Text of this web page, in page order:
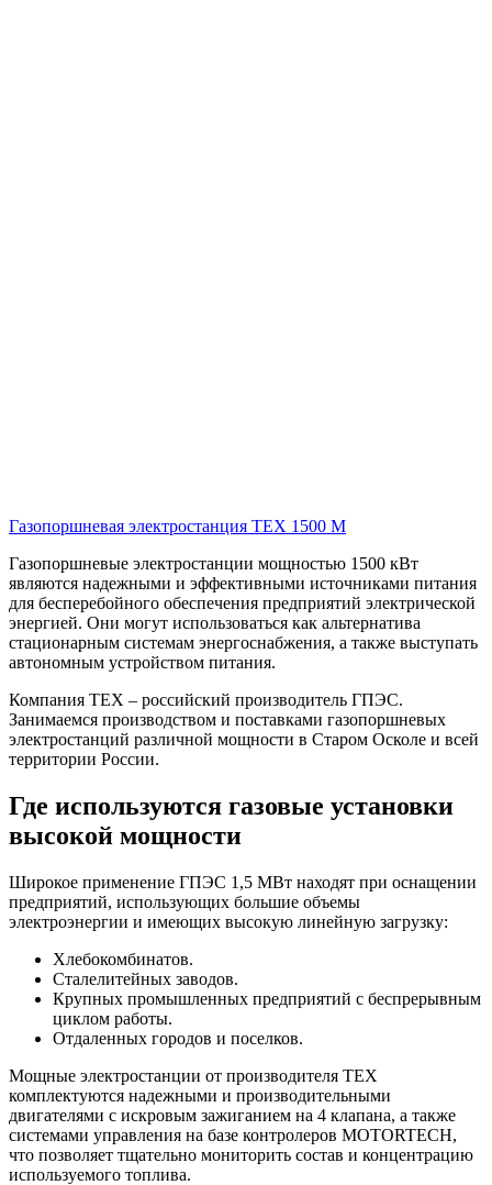
Газопоршневая электростанция ТЕХ 1500 M
Газопоршневые электростанции мощностью 1500 кВт
являются надежными и эффективными источниками питания
для бесперебойного обеспечения предприятий электрической
энергией. Они могут использоваться как альтернатива
стационарным системам энергоснабжения, а также выступать
автономным устройством питания.
Компания ТЕХ – российский производитель ГПЭС.
Занимаемся производством и поставками газопоршневых
электростанций различной мощности в Старом Осколе и всей
территории России.
Где используются газовые установки
высокой мощности
Широкое применение ГПЭС 1,5 МВт находят при оснащении
предприятий, использующих большие объемы
электроэнергии и имеющих высокую линейную загрузку:
Хлебокомбинатов.
Сталелитейных заводов.
Крупных промышленных предприятий с беспрерывным
циклом работы.
Отдаленных городов и поселков.
Мощные электростанции от производителя ТЕХ
комплектуются надежными и производительными
двигателями с искровым зажиганием на 4 клапана, а также
системами управления на базе контролеров MOTORTECH,
что позволяет тщательно мониторить состав и концентрацию
используемого топлива.